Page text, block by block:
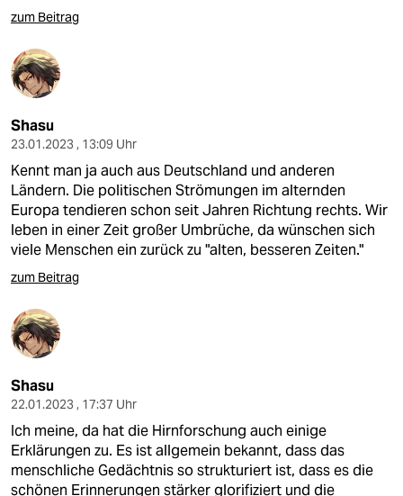
zum Beitrag
Shasu
23.01.2023 , 13:09 Uhr
Kennt man ja auch aus Deutschland und anderen
Ländern. Die politischen Strömungen im alternden
Europa tendieren schon seit Jahren Richtung rechts. Wir
leben in einer Zeit großer Umbrüche, da wünschen sich
viele Menschen ein zurück zu "alten, besseren Zeiten."
zum Beitrag
Shasu
22.01.2023 , 17:37 Uhr
Ich meine, da hat die Hirnforschung auch einige
Erklärungen zu. Es ist allgemein bekannt, dass das
menschliche Gedächtnis so strukturiert ist, dass es die
schönen Erinnerungen stärker glorifiziert und die